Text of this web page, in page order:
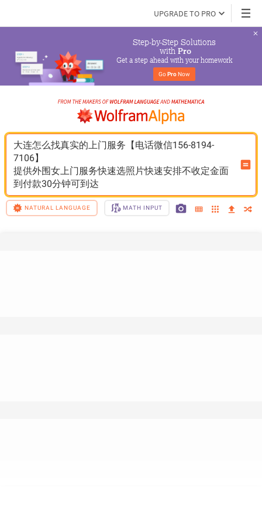
UPGRADE TO PRO
Step-by-Step Solutions
with Pro
Get a step ahead with your homework
Go Pro Now
大连怎么找真实的上门服务【电话微信156-8194-
7106】
提供外围女上门服务快速选照片快速安排不收定金面
到付款30分钟可到达
NATURAL LANGUAGE MATH INPUT